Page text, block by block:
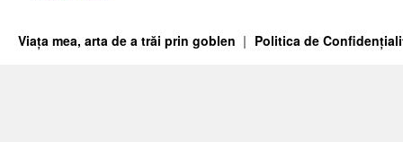
Viața mea, arta de a trăi prin goblen Politica de